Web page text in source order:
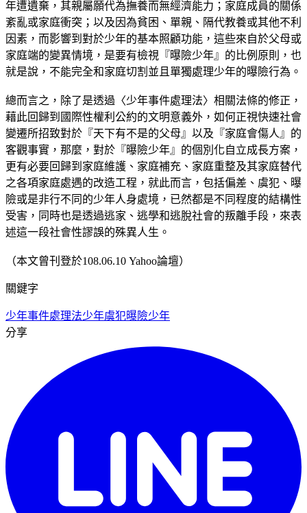
年遭遺棄，其親屬願代為撫養而無經濟能力；家庭成員的關係
紊亂或家庭衝突；以及因為貧困、單親、隔代教養或其他不利
因素，而影響到對於少年的基本照顧功能，這些來自於父母或
家庭端的變異情境，是要有檢視『曝險少年』的比例原則，也
就是說，不能完全和家庭切割並且單獨處理少年的曝險行為。
總而言之，除了是透過〈少年事件處理法〉相關法條的修正，
藉此回歸到國際性權利公約的文明意義外，如何正視快速社會
變遷所招致對於『天下有不是的父母』以及『家庭會傷人』的
客觀事實，那麼，對於『曝險少年』的個別化自立成長方案，
更有必要回歸到家庭維護、家庭補充、家庭重整及其家庭替代
之各項家庭處遇的改造工程，就此而言，包括偏差、虞犯、曝
險或是非行不同的少年人身處境，已然都是不同程度的結構性
受害，同時也是透過逃家、逃學和逃脫社會的叛離手段，來表
述這一段社會性謬誤的殊異人生。
（本文曾刊登於108.06.10 Yahoo論壇）
關鍵字
少年事件處理法少年虞犯曝險少年
分享